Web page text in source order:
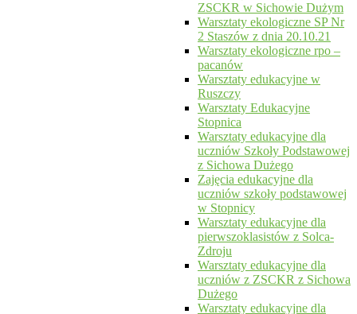
ZSCKR w Sichowie Dużym
Warsztaty ekologiczne SP Nr
2 Staszów z dnia 20.10.21
Warsztaty ekologiczne rpo –
pacanów
Warsztaty edukacyjne w
Ruszczy
Warsztaty Edukacyjne
Stopnica
Warsztaty edukacyjne dla
uczniów Szkoły Podstawowej
z Sichowa Dużego
Zajęcia edukacyjne dla
uczniów szkoły podstawowej
w Stopnicy
Warsztaty edukacyjne dla
pierwszoklasistów z Solca-
Zdroju
Warsztaty edukacyjne dla
uczniów z ZSCKR z Sichowa
Dużego
Warsztaty edukacyjne dla